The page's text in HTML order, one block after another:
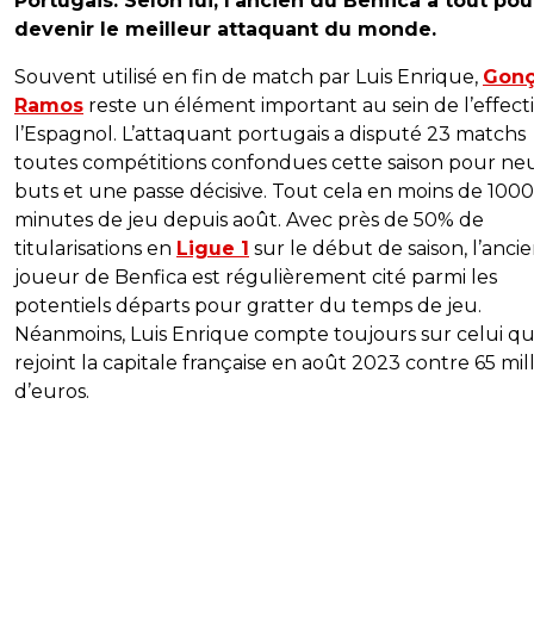
devenir le meilleur attaquant du monde.
Souvent utilisé en fin de match par Luis Enrique,
Ramos reste un élément important au sein de
l’Espagnol. L’attaquant portugais a disputé 23 matchs
toutes compétitions confondues cette saison pour
buts et une passe décisive. Tout cela en moins de 1000
minutes de jeu depuis août. Avec près de 50% de
titularisations en Ligue 1 sur le début de saison,
joueur de Benfica est régulièrement cité parmi les
potentiels départs pour gratter du temps de jeu.
Néanmoins, Luis Enrique compte toujours sur celui
rejoint la capitale française en août 2023 contre 65
d’euros.